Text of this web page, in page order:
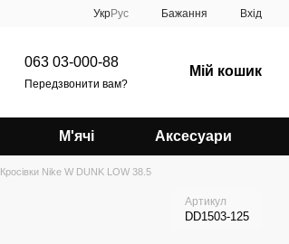
УкрРус Бажання Вхід
063 03-000-88
Передзвонити вам?
Мій кошик
М'ячі Аксесуари
Кросівки Nike W DUNK LOW 38.5
Артикул
DD1503-125